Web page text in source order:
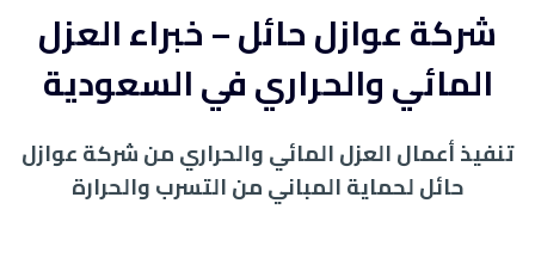
شركة عوازل حائل – خبراء العزل
المائي والحراري في السعودية
تنفيذ أعمال العزل المائي والحراري من شركة عوازل
حائل لحماية المباني من التسرب والحرارة